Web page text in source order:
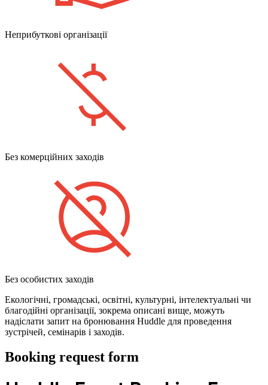
Неприбуткові організації
Без комерційних заходів
Без особистих заходів
Екологічні, громадські, освітні, культурні, інтелектуальні чи
благодійні організації, зокрема описані вище, можуть
надіслати запит на бронювання Huddle для проведення
зустрічей, семінарів і заходів.
Booking request form